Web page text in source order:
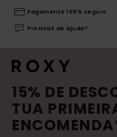
Pagamento 100% seguro
Precisas de ajuda?
15% DE
TUA